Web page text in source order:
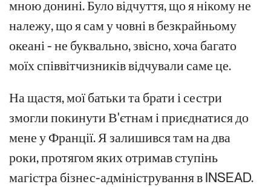
мною донині. Було відчуття, що я нікому не
належу, що я сам у човні в безкрайньому
океані - не буквально, звісно, хоча багато
моїх співвітчизників відчували саме це.
На щастя, мої батьки та брати і сестри
змогли покинути В'єтнам і приєднатися до
мене у Франції. Я залишився там на два
роки, протягом яких отримав ступінь
магістра бізнес-адміністрування в INSEAD.